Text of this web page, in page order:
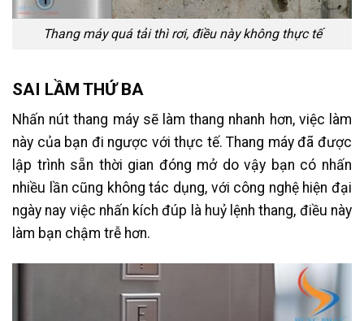
Thang máy quá tải thì rơi, điều này không thực tế
SAI LẦM THỨ BA
Nhấn nút thang máy sẽ làm thang nhanh hơn, việc làm
này của bạn đi ngược với thực tế. Thang máy đã được
lập trình sẵn thời gian đóng mở do vậy bạn có nhấn
nhiều lần cũng không tác dụng, với công nghệ hiện đại
ngày nay việc nhấn kích đúp là huỷ lệnh thang, điều này
làm bạn chậm trễ hơn.